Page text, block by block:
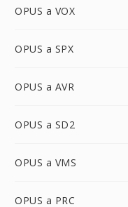
OPUS a VOX
OPUS a SPX
OPUS a AVR
OPUS a SD2
OPUS a VMS
OPUS a PRC